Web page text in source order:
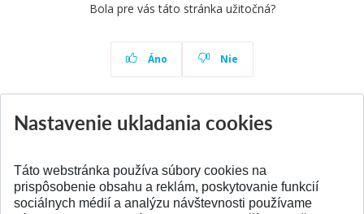
Bola pre vás táto stránka užitočná?
Áno Nie
Nastavenie ukladania cookies
Táto webstránka používa súbory cookies na
prispôsobenie obsahu a reklám, poskytovanie funkcií
sociálnych médií a analýzu návštevnosti používame